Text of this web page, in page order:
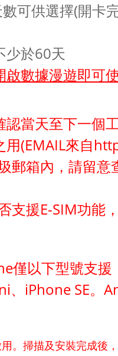
可供選擇(開卡
少於60天
數據漫遊即可
當天至下一個
(EMAIL來自
郵箱內，請留意
支援E-SIM功能
僅以下型號支援
、 iPhone SE。
。掃描及安裝完成後